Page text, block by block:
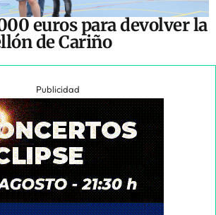
euros para devolver la
de Cariño
Publicidad